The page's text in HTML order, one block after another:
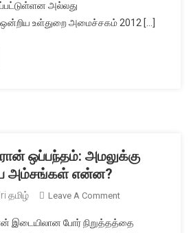
உரிமங்கள்
அல்லது
உள்துறை அமைச்சகம் 2012 […]
ஒப்பந்தம்: அமலுக்கு
அம்சங்கள் என்ன?
தமிழ் Leave A CommentOn
–
இடையிலான போர் நிறுத்தத்தை